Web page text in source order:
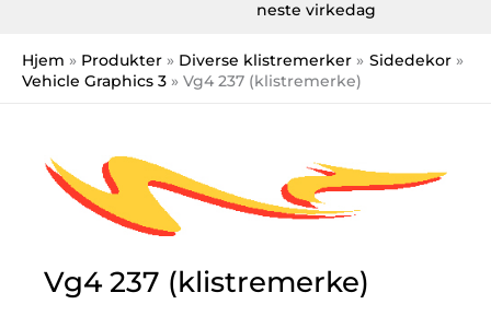
neste virkedag
Hjem Produkter Diverse klistremerker
Sidedekor
Vehicle Graphics 3
Vg4 237 (klistremerke)
Vg4 237 (klistremerke)